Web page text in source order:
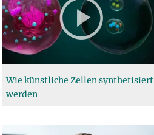
Wie künstliche Zellen synthetisiert
werden